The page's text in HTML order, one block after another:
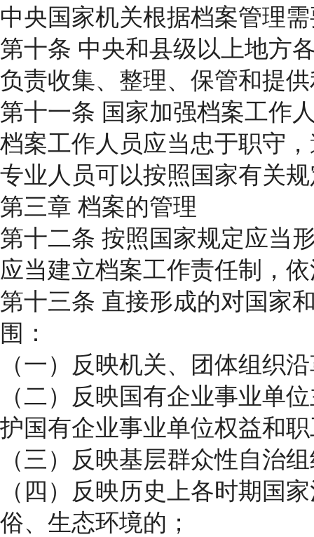
中央国家机关根据档案管理
第十条 中央和县级以上地方
负责收集、整理、保管和提
第十一条 国家加强档案工作
档案工作人员应当忠于职守
专业人员可以按照国家有关
第三章 档案的管理
第十二条 按照国家规定应当
应当建立档案工作责任制，
第十三条 直接形成的对国家
围：
（一）反映机关、团体组织
（二）反映国有企业事业单
护国有企业事业单位权益和
（三）反映基层群众性自治
（四）反映历史上各时期国
俗、生态环境的；